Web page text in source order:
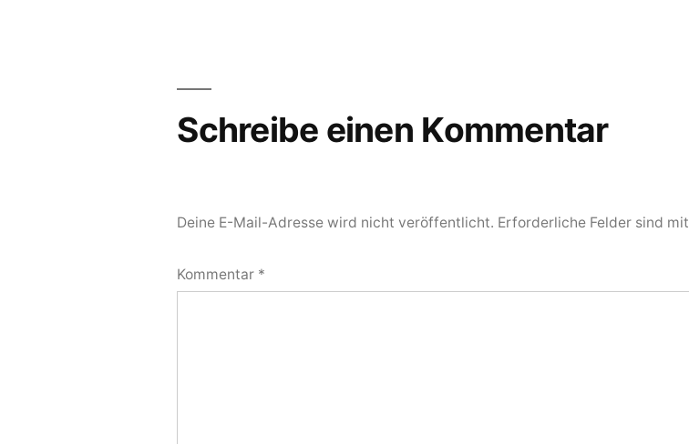
Schreibe einen Kommentar
Deine E-Mail-Adresse wird nicht veröffentlicht. Erforderliche Felder sind mit
Kommentar *